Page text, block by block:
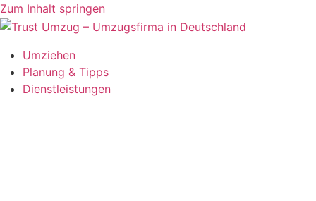
Zum Inhalt springen
Umziehen
Planung & Tipps
Dienstleistungen